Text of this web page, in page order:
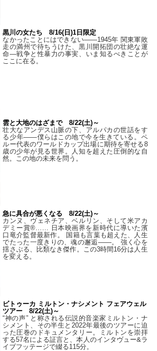
黒川の女たち 8/16(日)1日限定
なかったことにはできない——1945年 関東軍敗
走の満州で待ちうけた、黒川開拓団の壮絶な運
命―戦争と性暴力の事実、いま知るべきことが
ここに在る。
雲と大地のはざまで 8/22(土)～
壮大なアンデス山脈の下、アルパカの世話をす
る少年――僕らはこの地で今を生きている。ペ
ルー代表のワールドカップ出場に期待を寄せる8
歳の少年が見る世界。人知を超えた圧倒的な自
然。この地の未来を問う。
急に具合が悪くなる 8/22(土)～
カンヌ、ヴェネチア、ベルリン、そして米アカ
デミー賞®…… 日本映画界を新時代に導いた濱
口竜介監督最新作。 国籍も言葉も超えた、人生
でたった一度きりの、魂の邂逅――。 強く心を
揺さぶる、比類なき傑作。この3時間16分は人生
を変える。
ビトゥーカ ミルトン・ナシメント フェアウェル
ツアー 8/22(土)～
“神の声” と称される伝説的音楽家ミルトン・ナ
シメント、その半生と2022年最後のツアーに迫
った圧巻のドキュメンタリー。ミルトンを崇拝
する57名による証言と、本人のインタヴュー&ラ
イブフッテージで綴る115分。